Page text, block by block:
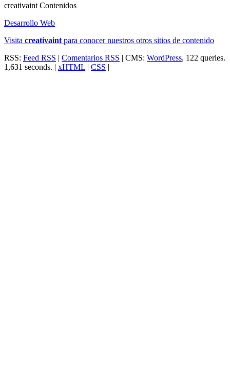
creativaint Contenidos
Desarrollo Web
Visita creativaint para conocer nuestros otros sitios de contenido
RSS: Feed RSS | Comentarios RSS | CMS: WordPress, 122 queries.
1,631 seconds. | xHTML | CSS |